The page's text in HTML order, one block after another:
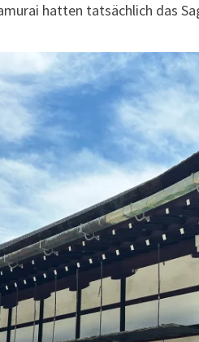
hatten tatsächlich das